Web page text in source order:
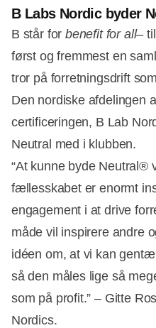
B Labs Nordic byder
B står forbenefit for all–
først og fremmest en
tror på forretningsdrift
Den nordiske afdelingen
certificeringen, B Lab
Neutral med i klubben.
“At kunne byde Neutral®
fællesskabet er enormt
engagement i at drive
måde vil inspirere andre
idéen om, at vi kan
så den måles lige så
som på profit.” – Gitte
Nordics.